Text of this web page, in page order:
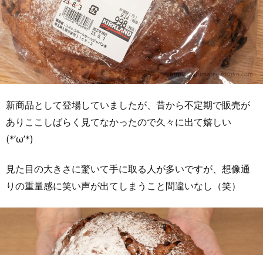
新商品として登場していましたが、昔から不定期で販売が
ありここしばらく見てなかったので久々に出て嬉しい
(*’ω’*)
見た目の大きさに驚いて手に取る人が多いですが、想像通
りの重量感に笑い声が出てしまうこと間違いなし（笑）